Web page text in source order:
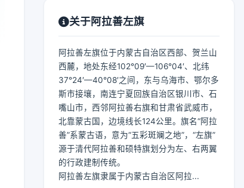
关于阿拉善左旗
阿拉善左旗位于内蒙古自治区西部、贺兰山
西麓，地处东经102°09′—106°04′、北纬
37°24′—40°08′之间，东与乌海市、鄂尔多
斯市接壤，南连宁夏回族自治区银川市、石
嘴山市，西邻阿拉善右旗和甘肃省武威市，
北靠蒙古国，边境线长124公里。旗名“阿拉
善”系蒙古语，意为“五彩斑斓之地”，“左旗”
源于清代阿拉善和硕特旗划分为左、右两翼
的行政建制传统。
阿拉善左旗隶属于内蒙古自治区阿拉...